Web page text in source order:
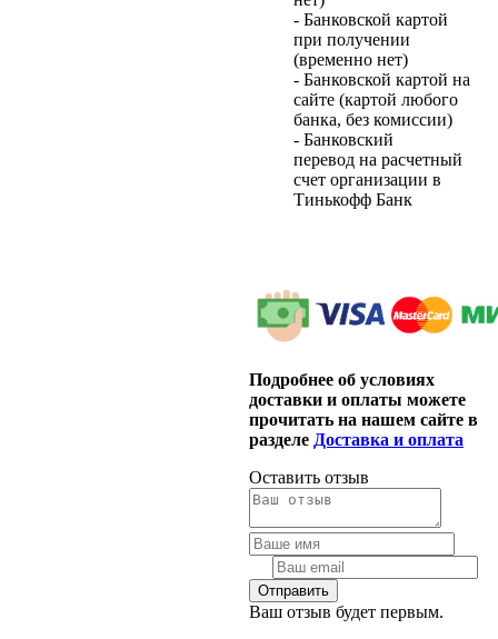
- Банковской картой
при получении
(временно нет)
- Банковской картой на
сайте (картой любого
банка, без комиссии)
- Банковский
перевод на расчетный
счет организации в
Тинькофф Банк
Подробнее об условиях
доставки и оплаты можете
прочитать на нашем сайте в
разделе Доставка и оплата
Оставить отзыв
Ваш отзыв будет первым.